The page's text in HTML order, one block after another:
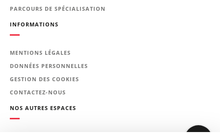
Analyse détaillée du
comportement des alliages
suivants :
PARCOURS DE SPÉCIALISATION
INFORMATIONS
MENTIONS LÉGALES
DONNÉES PERSONNELLES
GESTION DES COOKIES
CONTACTEZ-NOUS
NOS AUTRES ESPACES